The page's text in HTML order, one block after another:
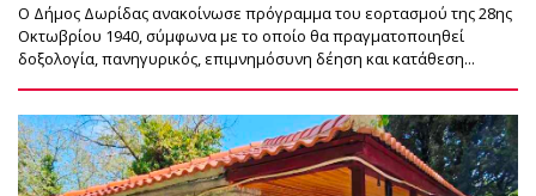
Ο Δήμος Δωρίδας ανακοίνωσε πρόγραμμα του εορτασμού της 28ης
Οκτωβρίου 1940, σύμφωνα με το οποίο θα πραγματοποιηθεί
δοξολογία, πανηγυρικός, επιμνημόσυνη δέηση και κατάθεση...